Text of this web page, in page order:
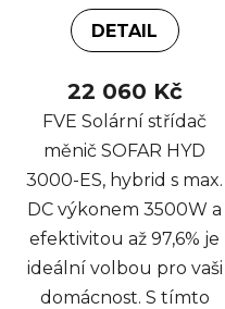
DETAIL
22 060 Kč
FVE Solární střídač
měnič SOFAR HYD
3000-ES, hybrid s max.
DC výkonem 3500W a
efektivitou až 97,6% je
ideální volbou pro vaši
domácnost. S tímto